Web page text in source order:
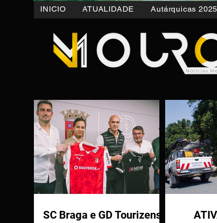
INICIO ATUALIDADE Autárquicas 2025
SC Braga e GD Tourizense